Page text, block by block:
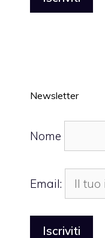
Newsletter
Nome
Email: